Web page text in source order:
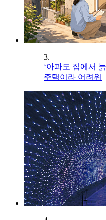
3.
‘아파도 집에서
주택이라 어려워